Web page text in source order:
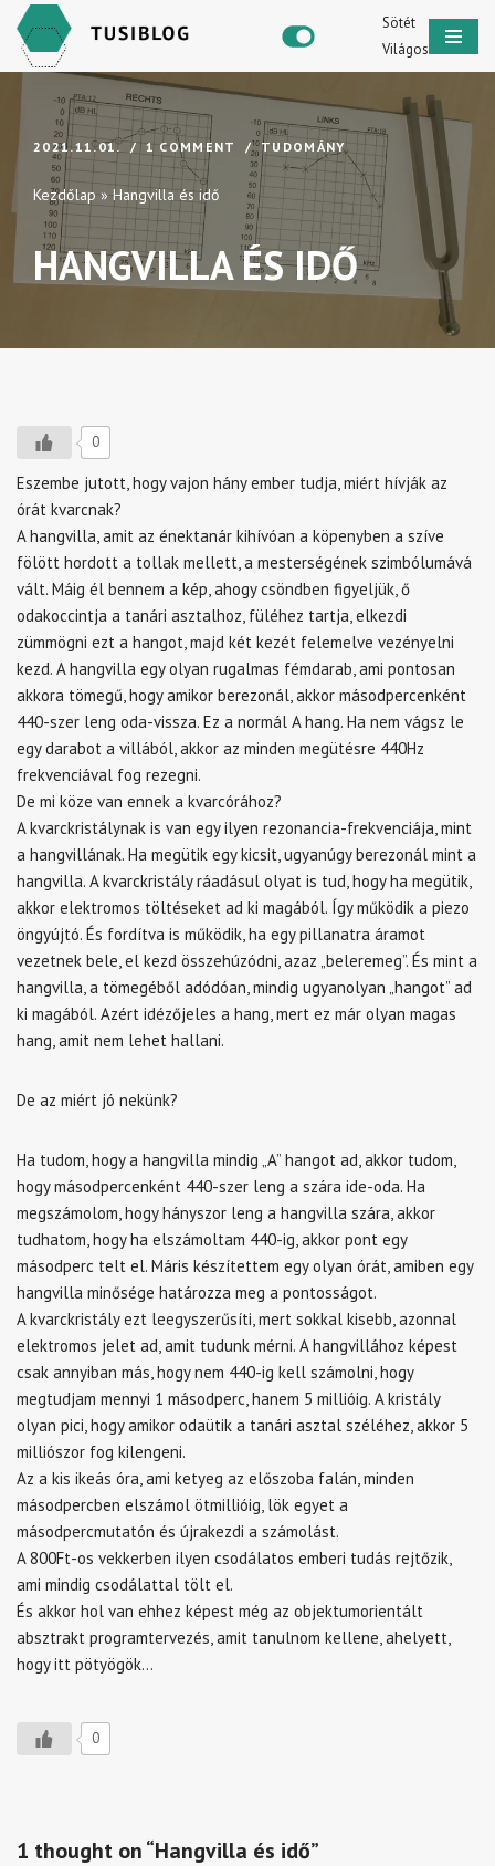
Skip
content
Sötét
Világos
2021.11.01. 1 COMMENT TUDOMÁNY
Kezdőlap » Hangvilla és idő
HANGVILLA ÉS IDŐ
0
Eszembe jutott, hogy vajon hány ember tudja, miért hívják az
órát kvarcnak?
A hangvilla, amit az énektanár kihívóan a köpenyben a szíve
fölött hordott a tollak mellett, a mesterségének szimbólumává
vált. Máig él bennem a kép, ahogy csöndben figyeljük, ő
odakoccintja a tanári asztalhoz, füléhez tartja, elkezdi
zümmögni ezt a hangot, majd két kezét felemelve vezényelni
kezd. A hangvilla egy olyan rugalmas fémdarab, ami pontosan
akkora tömegű, hogy amikor berezonál, akkor másodpercenként
440-szer leng oda-vissza. Ez a normál A hang. Ha nem vágsz le
egy darabot a villából, akkor az minden megütésre 440Hz
frekvenciával fog rezegni.
De mi köze van ennek a kvarcórához?
A kvarckristálynak is van egy ilyen rezonancia-frekvenciája, mint
a hangvillának. Ha megütik egy kicsit, ugyanúgy berezonál mint a
hangvilla. A kvarckristály ráadásul olyat is tud, hogy ha megütik,
akkor elektromos töltéseket ad ki magából. Így működik a piezo
öngyújtó. És fordítva is működik, ha egy pillanatra áramot
vezetnek bele, el kezd összehúzódni, azaz „beleremeg”. És mint a
hangvilla, a tömegéből adódóan, mindig ugyanolyan „hangot” ad
ki magából. Azért idézőjeles a hang, mert ez már olyan magas
hang, amit nem lehet hallani.
De az miért jó nekünk?
Ha tudom, hogy a hangvilla mindig „A” hangot ad, akkor tudom,
hogy másodpercenként 440-szer leng a szára ide-oda. Ha
megszámolom, hogy hányszor leng a hangvilla szára, akkor
tudhatom, hogy ha elszámoltam 440-ig, akkor pont egy
másodperc telt el. Máris készítettem egy olyan órát, amiben egy
hangvilla minősége határozza meg a pontosságot.
A kvarckristály ezt leegyszerűsíti, mert sokkal kisebb, azonnal
elektromos jelet ad, amit tudunk mérni. A hangvillához képest
csak annyiban más, hogy nem 440-ig kell számolni, hogy
megtudjam mennyi 1 másodperc, hanem 5 millióig. A kristály
olyan pici, hogy amikor odaütik a tanári asztal széléhez, akkor 5
milliószor fog kilengeni.
Az a kis ikeás óra, ami ketyeg az előszoba falán, minden
másodpercben elszámol ötmillióig, lök egyet a
másodpercmutatón és újrakezdi a számolást.
A 800Ft-os vekkerben ilyen csodálatos emberi tudás rejtőzik,
ami mindig csodálattal tölt el.
És akkor hol van ehhez képest még az objektumorientált
absztrakt programtervezés, amit tanulnom kellene, ahelyett,
hogy itt pötyögök…
0
1 thought on “Hangvilla és idő”